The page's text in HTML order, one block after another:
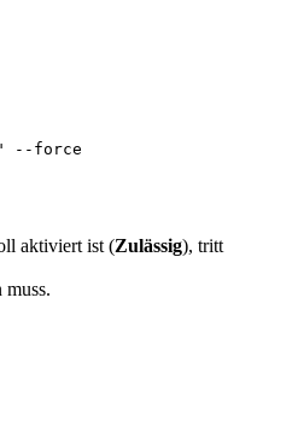
--force
aktiviert ist (Zulässig), tritt